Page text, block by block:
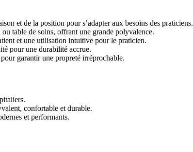
et de la position pour s’adapter aux besoins des praticiens.
table de soins, offrant une grande polyvalence.
et une utilisation intuitive pour le praticien.
pour une durabilité accrue.
garantir une propreté irréprochable.
confortable et durable.
et performants.